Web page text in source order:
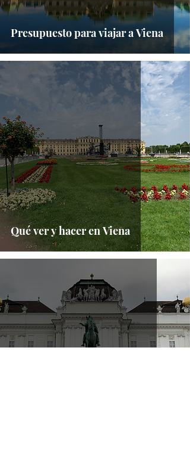
Presupuesto para viajar a Viena
Qué ver y hacer en Viena